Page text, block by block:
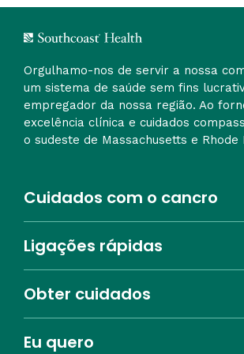
Orgulhamo-nos de servir a nossa
um sistema de saúde sem fins
empregador da nossa região. Ao
excelência clínica e cuidados
o sudeste de Massachusetts e Rhode
Cuidados com o cancro
Ligações rápidas
Obter cuidados
Eu quero